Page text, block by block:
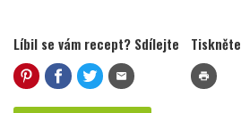
Líbil se vám recept? Sdílejte
mail
Tiskněte
print